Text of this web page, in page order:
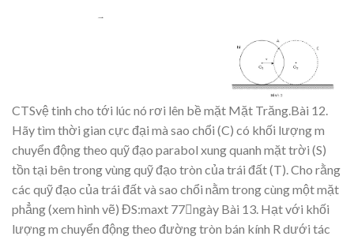
CTSvệ tinh cho tới lúc nó rơi lên bề mặt Mặt Trăng.Bài 12.
Hãytìm thời gian cực đại mà sao chổi (C) có khối lượngm
chuyển độngtheo quỹđạo parabol xungquanh mặttrời (S)
tồn tại bên trongvùngquỹđạo tròn của trái đất(T). Cho rằng
các quỹđạo của trái đất và sao chổi nằm trong cùng một mặt
phẳng (xem hình vẽ) ĐS:maxt 77ngày Bài 13. Hạtvới khối
lượngm chuyển độngtheo đườngtròn bán kính R dưới tác